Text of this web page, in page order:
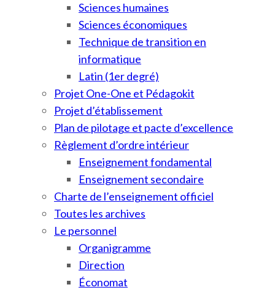
Sciences humaines
Sciences économiques
Technique de transition en
informatique
Latin (1er degré)
Projet One-One et Pédagokit
Projet d’établissement
Plan de pilotage et pacte d’excellence
Règlement d’ordre intérieur
Enseignement fondamental
Enseignement secondaire
Charte de l’enseignement officiel
Toutes les archives
Le personnel
Organigramme
Direction
Économat